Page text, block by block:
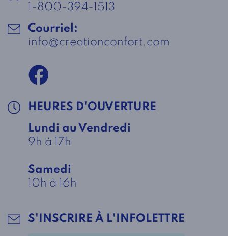
1-800-394-1513
Courriel:
info@creationconfort.com
HEURES D'OUVERTURE
Lundi au Vendredi
9h à 17h
Samedi
10h à 16h
S'INSCRIRE À L'INFOLETTRE